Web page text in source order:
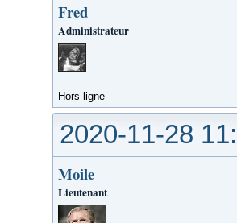
Fred
Administrateur
Hors ligne
2020-11-28
Moile
Lieutenant